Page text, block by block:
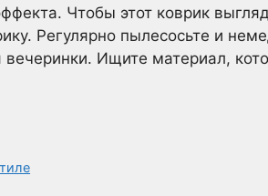
Чтобы этот коврик
Регулярно пылесосьте и
Ищите материал,